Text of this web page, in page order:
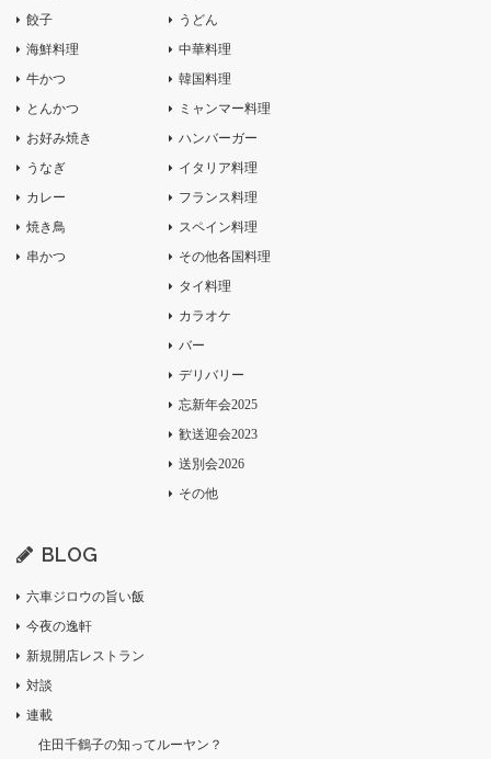
餃子
海鮮料理
牛かつ
とんかつ
お好み焼き
うなぎ
カレー
焼き鳥
串かつ
うどん
中華料理
韓国料理
ミャンマー料理
ハンバーガー
イタリア料理
フランス料理
スペイン料理
その他各国料理
タイ料理
カラオケ
バー
デリバリー
忘新年会2025
歓送迎会2023
送別会2026
その他
BLOG
六車ジロウの旨い飯
今夜の逸軒
新規開店レストラン
対談
連載
住田千鶴子の知ってルーヤン？